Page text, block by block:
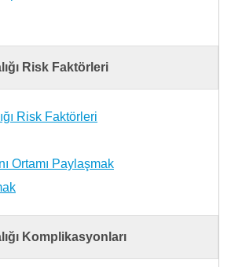
Risk Faktörleri
Risk Faktörleri
Ortamı Paylaşmak
Komplikasyonları